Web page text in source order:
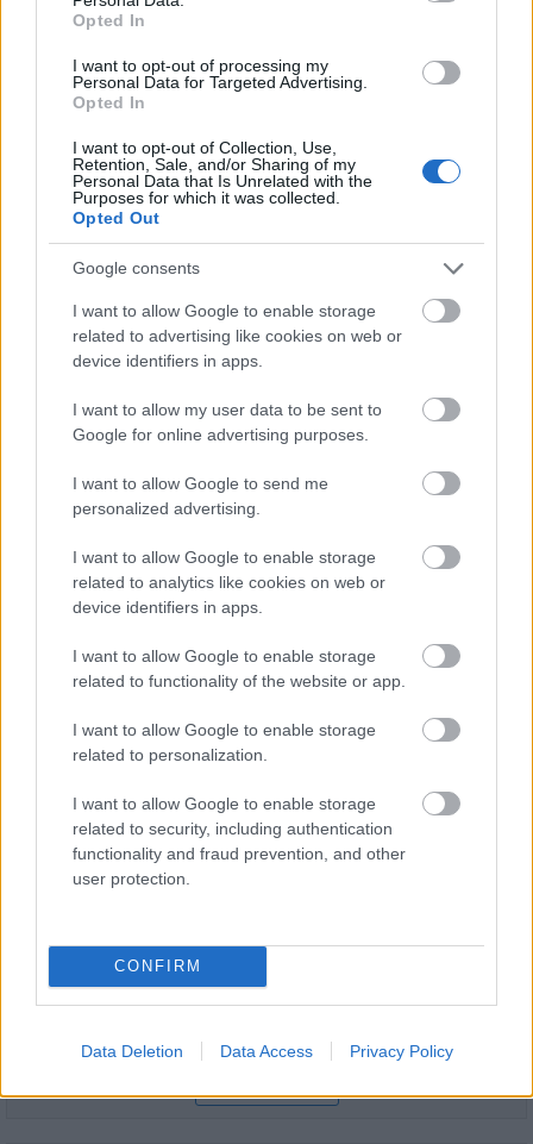
Opted In
I want to opt-out of processing my
Personal Data for Targeted Advertising.
Opted In
I want to opt-out of Collection, Use,
Retention, Sale, and/or Sharing of my
Personal Data that Is Unrelated with the
Purposes for which it was collected.
Opted Out
Google consents
I want to allow Google to enable storage
related to advertising like cookies on web or
device identifiers in apps.
I want to allow my user data to be sent to
Google for online advertising purposes.
I want to allow Google to send me
personalized advertising.
I want to allow Google to enable storage
related to analytics like cookies on web or
device identifiers in apps.
I want to allow Google to enable storage
related to functionality of the website or app.
I want to allow Google to enable storage
related to personalization.
I want to allow Google to enable storage
related to security, including authentication
functionality and fraud prevention, and other
user protection.
CONFIRM
Data Deletion Data Access Privacy Policy
Város-Teampannon Kereskedelmi és Szolgáltató Kft.
Újragondolják Lipótváros rejtett, zöld parkját
Indulhat a Honvéd tér megújításának tervezése, ahol a
középpontba.
Történelmi táj, amelynek minden köve
M1 bővítés: már zajlik a teljesen új
Bicske Kelet csomópont építése
Új gyalogosátkelők és jelzőlámpás
csomópont épül Angyalföldön
Másfélszeresére bővítik
Hódmezővásárhely jó hírű református
Feliratkozom a hírlevélre és elfogadom azadatvédelmi